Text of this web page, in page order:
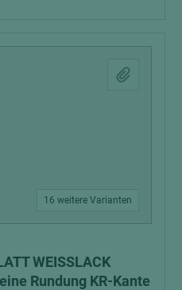
16 weitere Varianten
WEISSLACK
Rundung KR-Kante